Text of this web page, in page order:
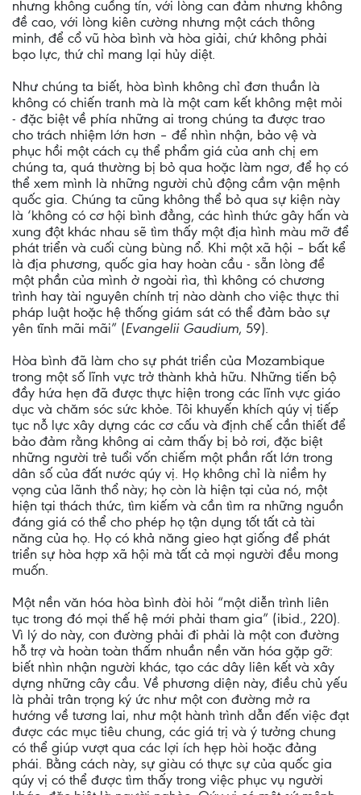
nhưng không cuồng tín, với lòng can đảm nhưng không
đề cao, với lòng kiên cường nhưng một cách thông
minh, để cổ vũ hòa bình và hòa giải, chứ không phải
bạo lực, thứ chỉ mang lại hủy diệt.
Như chúng ta biết, hòa bình không chỉ đơn thuần là
không có chiến tranh mà là một cam kết không mệt mỏi
- đặc biệt về phía những ai trong chúng ta được trao
cho trách nhiệm lớn hơn – để nhìn nhận, bảo vệ và
phục hồi một cách cụ thể phẩm giá của anh chị em
chúng ta, quá thường bị bỏ qua hoặc làm ngơ, để họ có
thể xem mình là những người chủ động cầm vận mệnh
quốc gia. Chúng ta cũng không thể bỏ qua sự kiện này
là ‘không có cơ hội bình đẳng, các hình thức gây hấn và
xung đột khác nhau sẽ tìm thấy một địa hình màu mỡ để
phát triển và cuối cùng bùng nổ. Khi một xã hội – bất kể
là địa phương, quốc gia hay hoàn cầu - sẵn lòng để
một phần của mình ở ngoài rìa, thì không có chương
trình hay tài nguyên chính trị nào dành cho việc thực thi
pháp luật hoặc hệ thống giám sát có thể đảm bảo sự
yên tĩnh mãi mãi” (Evangelii Gaudium, 59).
Hòa bình đã làm cho sự phát triển của Mozambique
trong một số lĩnh vực trở thành khả hữu. Những tiến bộ
đầy hứa hẹn đã được thực hiện trong các lĩnh vực giáo
dục và chăm sóc sức khỏe. Tôi khuyến khích qúy vị tiếp
tục nỗ lực xây dựng các cơ cấu và định chế cần thiết để
bảo đảm rằng không ai cảm thấy bị bỏ rơi, đặc biệt
những người trẻ tuổi vốn chiếm một phần rất lớn trong
dân số của đất nước qúy vị. Họ không chỉ là niềm hy
vọng của lãnh thổ này; họ còn là hiện tại của nó, một
hiện tại thách thức, tìm kiếm và cần tìm ra những nguồn
đáng giá có thể cho phép họ tận dụng tốt tất cả tài
năng của họ. Họ có khả năng gieo hạt giống để phát
triển sự hòa hợp xã hội mà tất cả mọi người đều mong
muốn.
Một nền văn hóa hòa bình đòi hỏi “một diễn trình liên
tục trong đó mọi thế hệ mới phải tham gia” (ibid., 220).
Vì lý do này, con đường phải đi phải là một con đường
hỗ trợ và hoàn toàn thấm nhuần nền văn hóa gặp gỡ:
biết nhìn nhận người khác, tạo các dây liên kết và xây
dựng những cây cầu. Về phương diện này, điều chủ yếu
là phải trân trọng ký ức như một con đường mở ra
hướng về tương lai, như một hành trình dẫn đến việc đạt
được các mục tiêu chung, các giá trị và ý tưởng chung
có thể giúp vượt qua các lợi ích hẹp hòi hoặc đảng
phái. Bằng cách này, sự giàu có thực sự của quốc gia
qúy vị có thể được tìm thấy trong việc phục vụ người